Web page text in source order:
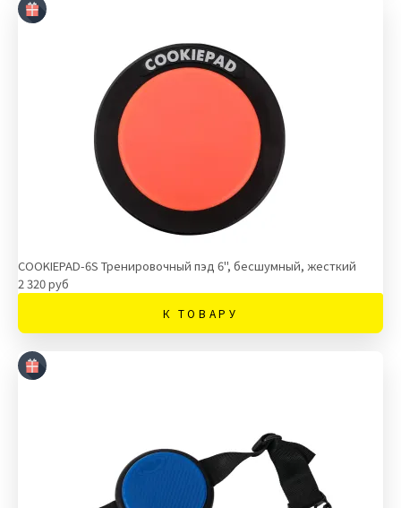
COOKIEPAD-6S Тренировочный пэд 6", бесшумный, жесткий
2 320 руб
К ТОВАРУ